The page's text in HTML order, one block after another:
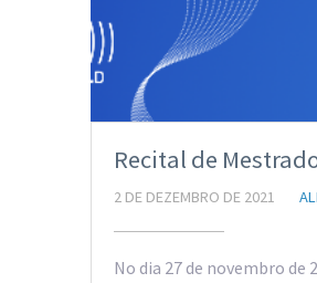
Recital de
2 DE DEZEMBRO DE 2021
No dia 27 de novembro de